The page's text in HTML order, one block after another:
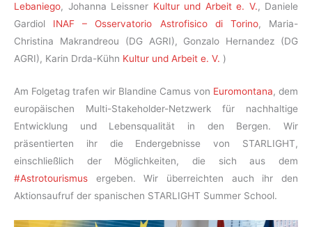
Lebaniego, Johanna Leissner Kultur und Arbeit e. V., Daniele
Gardiol INAF – Osservatorio Astrofisico di Torino, Maria-
Christina Makrandreou (DG AGRI), Gonzalo Hernandez (DG
AGRI), Karin Drda-Kühn Kultur und Arbeit e. V. )
Am Folgetag trafen wir Blandine Camus von Euromontana, dem
europäischen Multi-Stakeholder-Netzwerk für nachhaltige
Entwicklung und Lebensqualität in den Bergen. Wir
präsentierten ihr die Endergebnisse von STARLIGHT,
einschließlich der Möglichkeiten, die sich aus dem
#Astrotourismus ergeben. Wir überreichten auch ihr den
Aktionsaufruf der spanischen STARLIGHT Summer School.